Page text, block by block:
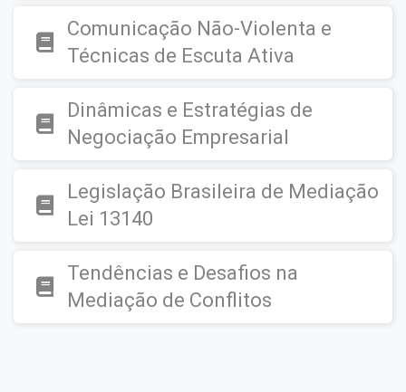
Comunicação Não-Violenta e
Técnicas de Escuta Ativa
Dinâmicas e Estratégias de
Negociação Empresarial
Legislação Brasileira de Mediação
Lei 13140
Tendências e Desafios na
Mediação de Conflitos